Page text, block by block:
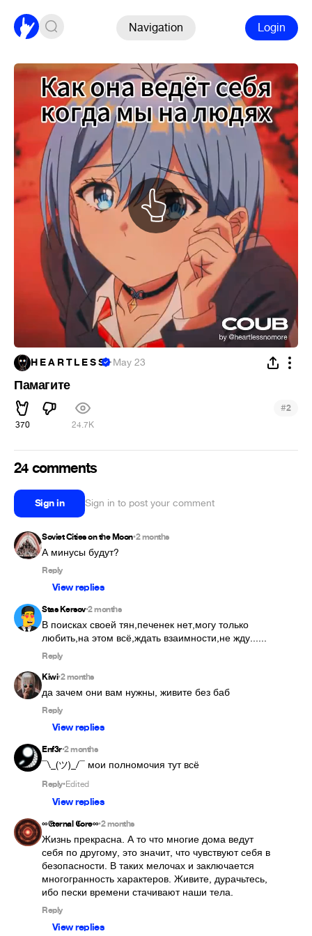
Navigation Login
H E A R T L E S S ·May 23
Памагите
370 24.7K
#2
24 comments
Sign in Sign in to post your comment
Soviet Cities on the Moon•2 months
А минусы будут?
Reply
View replies
Stas Kersov•2 months
В поисках своей тян,печенек нет,могу только
любить,на этом всё,ждать взаимности,не жду......
Reply
Kiwi•2 months
да зачем они вам нужны, живите без баб
Reply
View replies
Enf3r•2 months
¯\_(ツ)_/¯ мои полномочия тут всё
Reply•Edited
View replies
∞𝔈ternal 𝕮ore∞•2 months
Жизнь прекрасна. А то что многие дома ведут
себя по другому, это значит, что чувствуют себя в
безопасности. В таких мелочах и заключается
многогранность характеров. Живите, дурачьтесь,
ибо пески времени стачивают наши тела.
Reply
View replies